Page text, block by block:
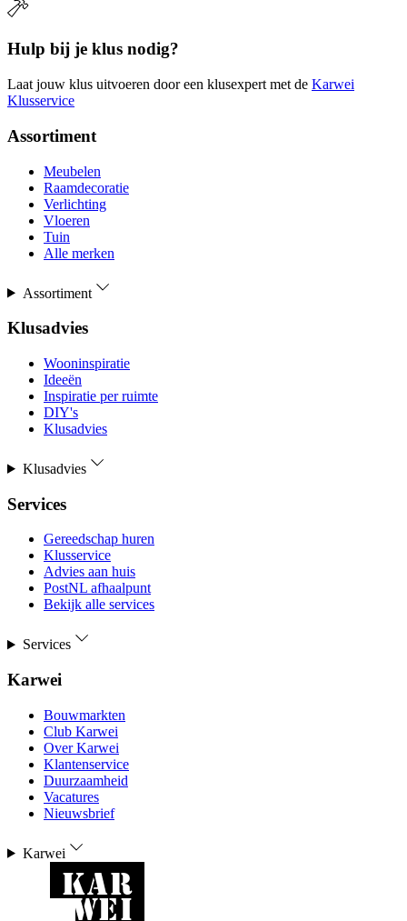
Hulp bij je klus nodig?
Laat jouw klus uitvoeren door een klusexpert met de Karwei
Klusservice
Assortiment
Meubelen
Raamdecoratie
Verlichting
Vloeren
Tuin
Alle merken
Assortiment
Klusadvies
Wooninspiratie
Ideeën
Inspiratie per ruimte
DIY's
Klusadvies
Klusadvies
Services
Gereedschap huren
Klusservice
Advies aan huis
PostNL afhaalpunt
Bekijk alle services
Services
Karwei
Bouwmarkten
Club Karwei
Over Karwei
Klantenservice
Duurzaamheid
Vacatures
Nieuwsbrief
Karwei